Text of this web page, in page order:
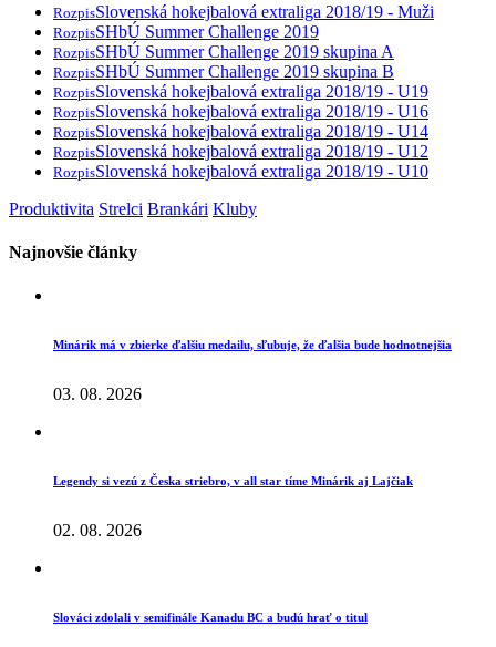
RozpisSlovenská hokejbalová extraliga 2018/19 - Muži
RozpisSHbÚ Summer Challenge 2019
RozpisSHbÚ Summer Challenge 2019 skupina A
RozpisSHbÚ Summer Challenge 2019 skupina B
RozpisSlovenská hokejbalová extraliga 2018/19 - U19
RozpisSlovenská hokejbalová extraliga 2018/19 - U16
RozpisSlovenská hokejbalová extraliga 2018/19 - U14
RozpisSlovenská hokejbalová extraliga 2018/19 - U12
RozpisSlovenská hokejbalová extraliga 2018/19 - U10
Produktivita Strelci Brankári Kluby
Najnovšie články
Minárik má v zbierke ďalšiu medailu, sľubuje, že ďalšia bude hodnotnejšia
03. 08. 2026
Legendy si vezú z Česka striebro, v all star tíme Minárik aj Lajčiak
02. 08. 2026
Slováci zdolali v semifinále Kanadu BC a budú hrať o titul